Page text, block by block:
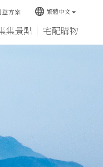
集景點 宅配購物
方案 language 繁體中文